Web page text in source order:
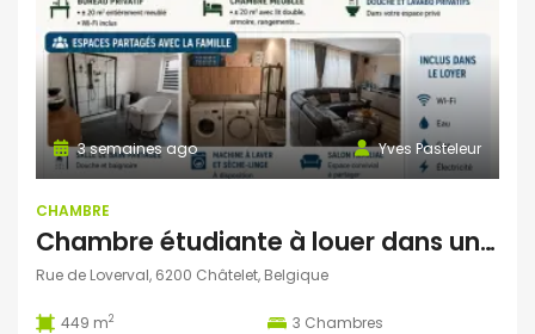
Yves Pasteleur
3 semaines ago
CHAMBRE
Chambre étudiante à louer dans une ambiance familiale – Châtelet
Rue de Loverval, 6200 Châtelet, Belgique
449 m2 3 Chambres